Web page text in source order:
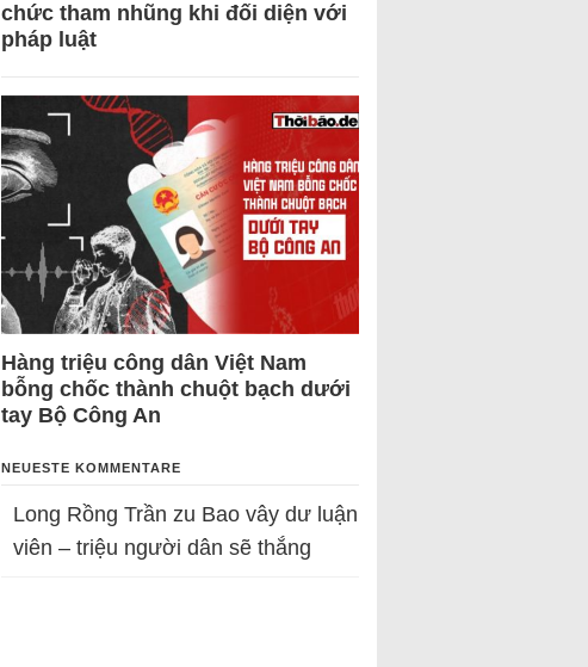
chức tham nhũng khi đối diện với
pháp luật
Hàng triệu công dân Việt Nam
bỗng chốc thành chuột bạch dưới
tay Bộ Công An
NEUESTE KOMMENTARE
Long Rồng Trần zu Bao vây dư luận
viên – triệu người dân sẽ thắng